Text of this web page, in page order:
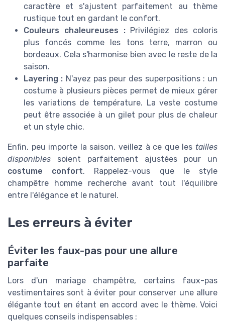
caractère et s'ajustent parfaitement au thème
rustique tout en gardant le confort.
Couleurs chaleureuses :Privilégiez des coloris
plus foncés comme les tons terre, marron ou
bordeaux. Cela s'harmonise bien avec le reste de la
saison.
Layering : N'ayez pas peur des superpositions : un
costume à plusieurs pièces permet de mieux gérer
les variations de température. La veste costume
peut être associée à un gilet pour plus de chaleur
et un style chic.
Enfin, peu importe la saison, veillez à ce que les tailles
disponibles soient parfaitement ajustées pour un
costume confort. Rappelez-vous que le style
champêtre homme recherche avant tout l'équilibre
entre l'élégance et le naturel.
Les erreurs à éviter
Éviter les faux-pas pour une allure
parfaite
Lors d'un mariage champêtre, certains faux-pas
vestimentaires sont à éviter pour conserver une allure
élégante tout en étant en accord avec le thème. Voici
quelques conseils indispensables :